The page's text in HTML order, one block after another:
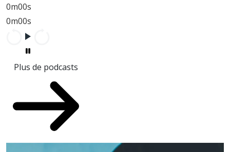
0m00s
0m00s
Plus de podcasts